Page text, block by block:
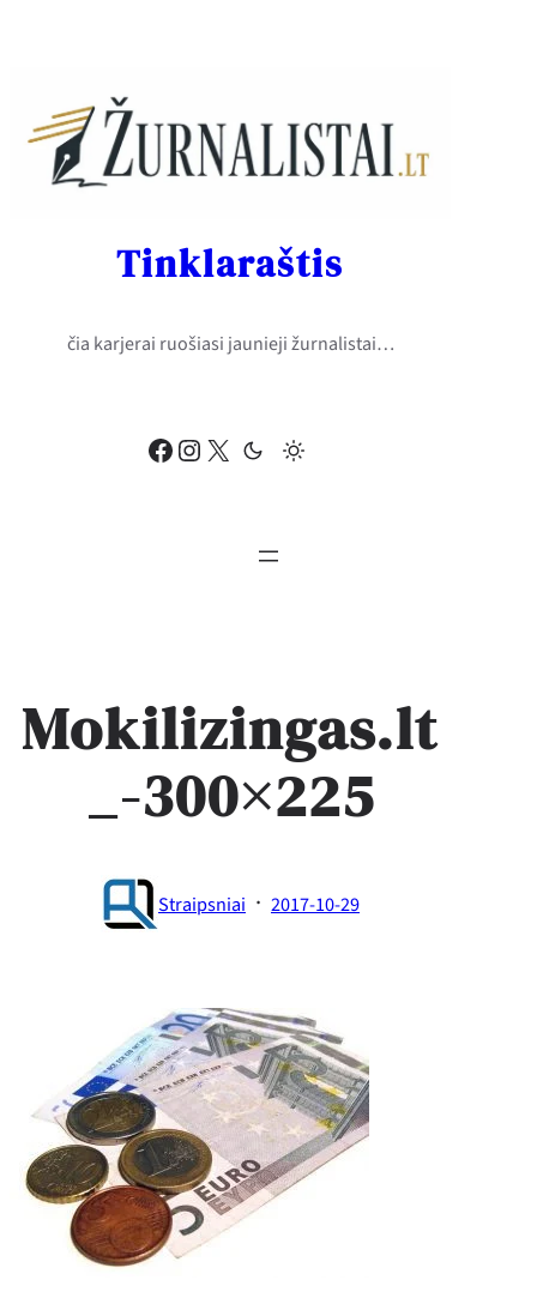
Facebook Instagram X
Tinklaraštis
čia karjerai ruošiasi jaunieji žurnalistai…
Mokilizingas.lt
_-300×225
Straipsniai · 2017-10-29